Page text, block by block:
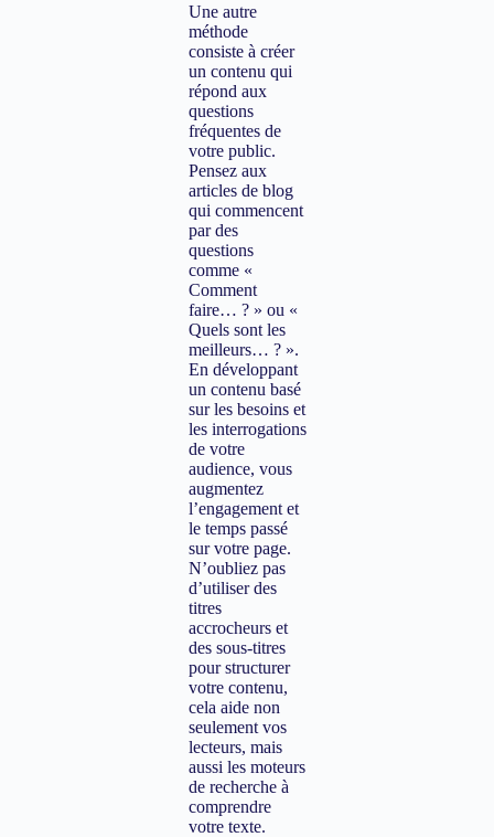
Une autre
méthode
consiste à créer
un contenu qui
répond aux
questions
fréquentes de
votre public.
Pensez aux
articles de blog
qui commencent
par des
questions
comme «
Comment
faire… ? » ou «
Quels sont les
meilleurs… ? ».
En développant
un contenu basé
sur les besoins et
les interrogations
de votre
audience, vous
augmentez
l’engagement et
le temps passé
sur votre page.
N’oubliez pas
d’utiliser des
titres
accrocheurs et
des sous-titres
pour structurer
votre contenu,
cela aide non
seulement vos
lecteurs, mais
aussi les moteurs
de recherche à
comprendre
votre texte.